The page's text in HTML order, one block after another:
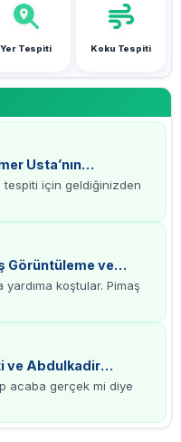
Yer Tespiti Koku Tespiti
Usta’nın
tespiti için geldiğinizden
Görüntüleme ve
koştular. Pimaş
ve Abdulkadir
acaba gerçek mi diye